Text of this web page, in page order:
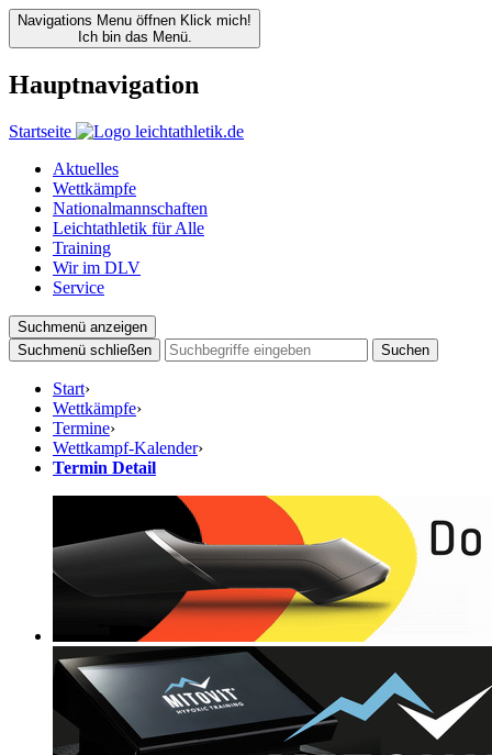
Navigations Menu öffnen Klick mich!
Ich bin das Menü.
Hauptnavigation
Startseite
Aktuelles
Wettkämpfe
Nationalmannschaften
Leichtathletik für Alle
Training
Wir im DLV
Service
Suchmenü anzeigen
Suchmenü schließen
Suchen
Start›
Wettkämpfe›
Termine›
Wettkampf-Kalender›
Termin Detail